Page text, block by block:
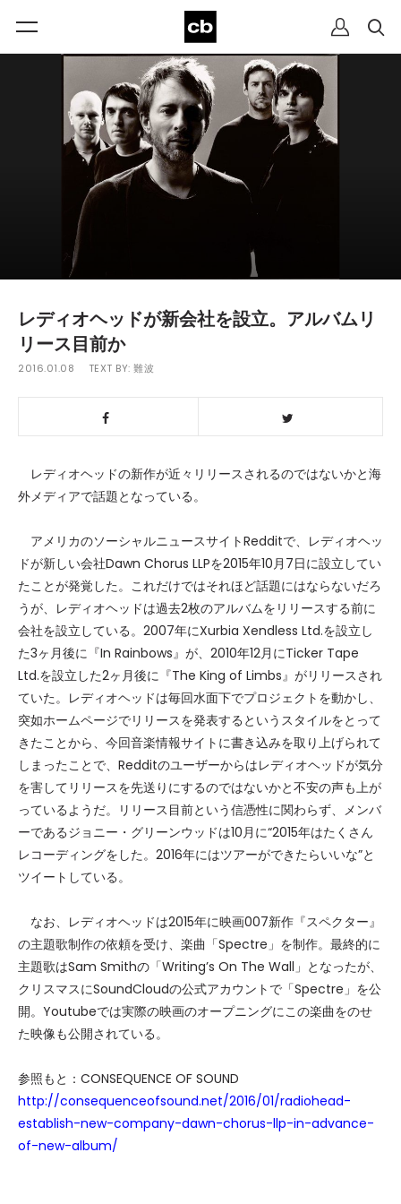
レディオヘッドが新会社を設立。アルバムリ
リース目前か
2016.01.08 TEXT BY:難波
レディオヘッドの新作が近々リリースされるのではないかと海
外メディアで話題となっている。
アメリカのソーシャルニュースサイトRedditで、レディオヘッ
ドが新しい会社Dawn Chorus LLPを2015年10月7日に設立してい
たことが発覚した。これだけではそれほど話題にはならないだろ
うが、レディオヘッドは過去2枚のアルバムをリリースする前に
会社を設立している。2007年にXurbia Xendless Ltd.を設立し
た3ヶ月後に『In Rainbows』が、2010年12月にTicker Tape
Ltd.を設立した2ヶ月後に『The King of Limbs』がリリースされ
ていた。レディオヘッドは毎回水面下でプロジェクトを動かし、
突如ホームページでリリースを発表するというスタイルをとって
きたことから、今回音楽情報サイトに書き込みを取り上げられて
しまったことで、Redditのユーザーからはレディオヘッドが気分
を害してリリースを先送りにするのではないかと不安の声も上が
っているようだ。リリース目前という信憑性に関わらず、メンバ
ーであるジョニー・グリーンウッドは10月に“2015年はたくさん
レコーディングをした。2016年にはツアーができたらいいな”と
ツイートしている。
なお、レディオヘッドは2015年に映画007新作『スペクター』
の主題歌制作の依頼を受け、楽曲「Spectre」を制作。最終的に
主題歌はSam Smithの「Writing’s On The Wall」となったが、
クリスマスにSoundCloudの公式アカウントで「Spectre」を公
開。Youtubeでは実際の映画のオープニングにこの楽曲をのせ
た映像も公開されている。
参照もと：CONSEQUENCE OF SOUND
http://consequenceofsound.net/2016/01/radiohead-
establish-new-company-dawn-chorus-llp-in-advance-
of-new-album/